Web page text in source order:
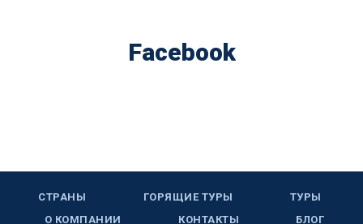
Facebook
СТРАНЫ ГОРЯЩИЕ ТУРЫ
ТУРЫ
О КОМПАНИИ
КОНТАКТЫ БЛОГ